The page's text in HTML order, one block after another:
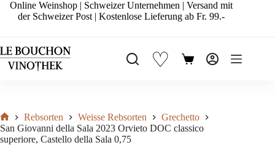
Zum
Inhalt
Online Weinshop | Schweizer Unternehmen | Versand mit
der Schweizer Post | Kostenlose Lieferung ab Fr. 99.-
♡ Warenkorb
Start
Rebsorten Weisse Rebsorten
Grechetto
San Giovanni della Sala 2023 Orvieto DOC classico
superiore, Castello della Sala 0,75